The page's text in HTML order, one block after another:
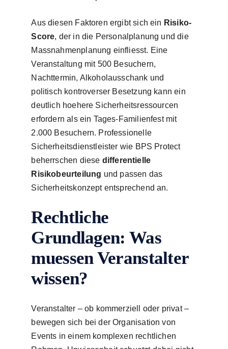
Aus diesen Faktoren ergibt sich ein Risiko-
Score, der in die Personalplanung und die
Massnahmenplanung einfliesst. Eine
Veranstaltung mit 500 Besuchern,
Nachttermin, Alkoholausschank und
politisch kontroverser Besetzung kann ein
deutlich hoehere Sicherheitsressourcen
erfordern als ein Tages-Familienfest mit
2.000 Besuchern. Professionelle
Sicherheitsdienstleister wie BPS Protect
beherrschen diese differentielle
Risikobeurteilung und passen das
Sicherheitskonzept entsprechend an.
Rechtliche
Grundlagen: Was
muessen Veranstalter
wissen?
Veranstalter – ob kommerziell oder privat –
bewegen sich bei der Organisation von
Events in einem komplexen rechtlichen